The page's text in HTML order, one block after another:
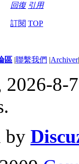
回復 引用
訂閱 TOP
區 |聯繫我們 |Archiver|
8-
.
by